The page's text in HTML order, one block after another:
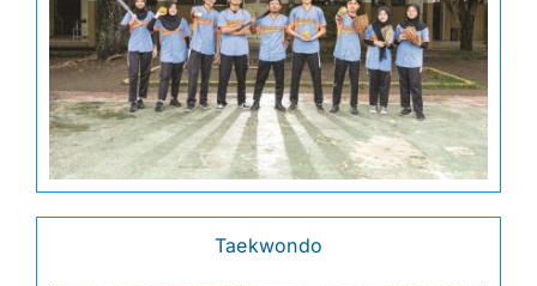
Taekwondo